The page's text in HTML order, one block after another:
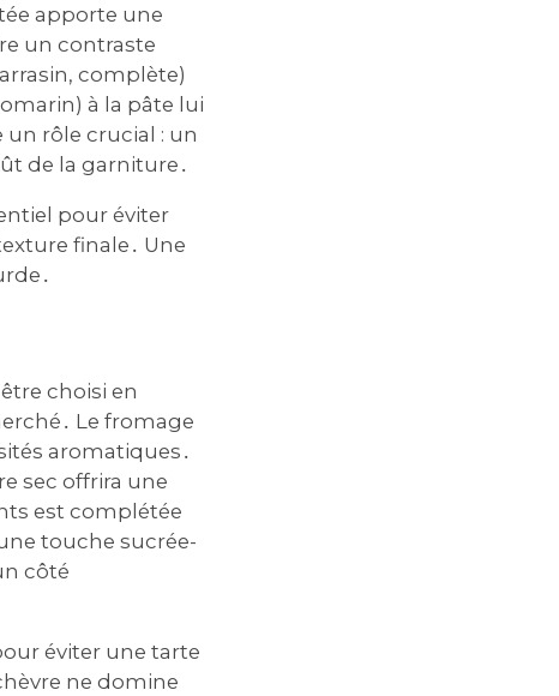
apporte une
un contraste
complète)
à la pâte lui
rôle crucial : un
de la garniture․
pour éviter
finale․ Une
choisi en
Le fromage
aromatiques․
sec offrira une
est complétée
touche sucrée-
côté
éviter une tarte
ne domine